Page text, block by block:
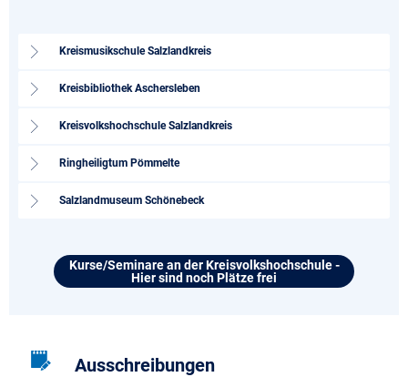
Kreismusikschule Salzlandkreis
Kreisbibliothek Aschersleben
Kreisvolkshochschule Salzlandkreis
Ringheiligtum Pömmelte
Salzlandmuseum Schönebeck
Kurse/Seminare an der Kreisvolkshochschule -
Hier sind noch Plätze frei
Ausschreibungen